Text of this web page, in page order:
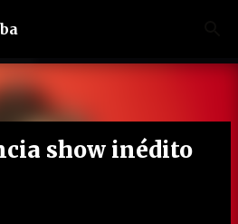
conteúdo principal
show inédito